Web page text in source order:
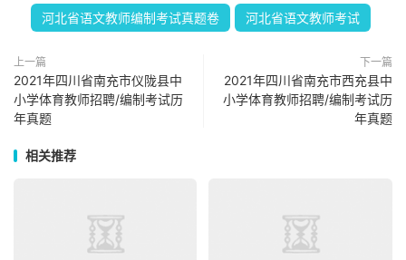
河北省语文教师编制考试真题卷 河北省语文教师考试
上一篇
2021年四川省南充市仪陇县中
小学体育教师招聘/编制考试历
年真题
下一篇
2021年四川省南充市西充县中
小学体育教师招聘/编制考试历
年真题
相关推荐